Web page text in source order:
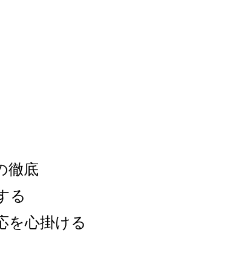
徹底
る
を心掛ける